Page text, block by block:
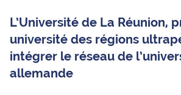
L’Université de La Réunion,
université des régions
intégrer le réseau de
allemande